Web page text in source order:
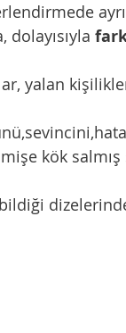
dolayısıyla
kök salmış